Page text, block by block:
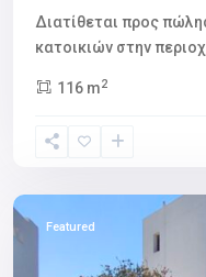
Διατίθεται προς
κατοικιών στην
116 m2
Naxos,
Featured